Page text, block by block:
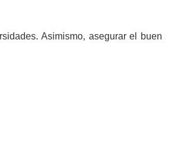
Asimismo, asegurar el buen